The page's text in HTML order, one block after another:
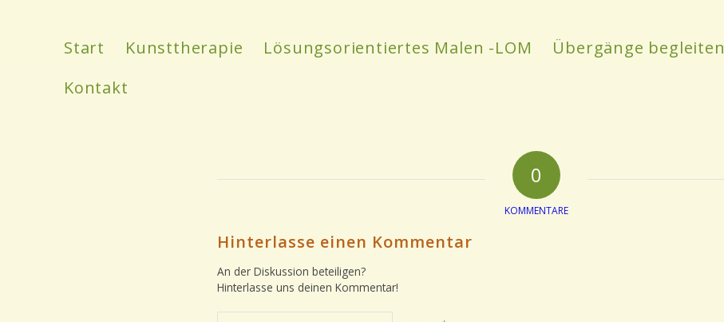
Start Kunsttherapie Lösungsorientiertes Malen -LOM Übergänge begleiten
Kontakt
0
KOMMENTARE
Hinterlasse einen Kommentar
An der Diskussion beteiligen?
Hinterlasse uns deinen Kommentar!